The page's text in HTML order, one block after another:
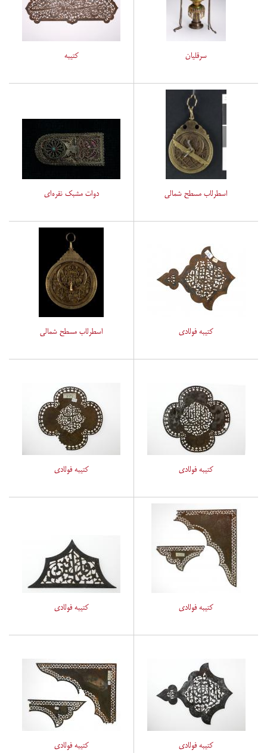
کتیبه سرقلیان
دوات مشبک نقره‌ای اسطرلاب مسطح شمالی
اسطرلاب مسطح شمالی کتیبه فولادی
کتیبه فولادی کتیبه فولادی
کتیبه فولادی کتیبه فولادی
کتیبه فولادی کتیبه فولادی